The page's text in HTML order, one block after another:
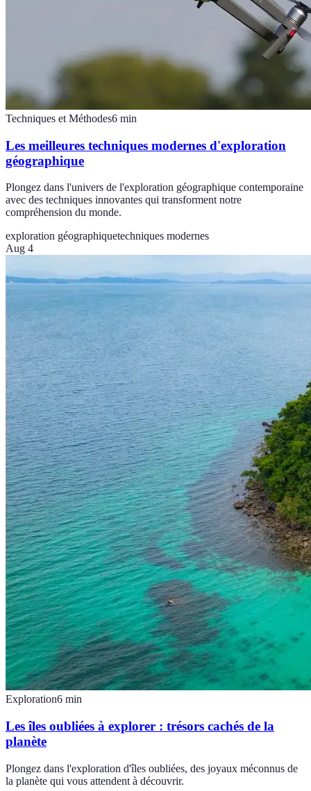
Techniques et Méthodes6 min
Les meilleures techniques modernes d'exploration
géographique
Plongez dans l'univers de l'exploration géographique contemporaine
avec des techniques innovantes qui transforment notre
compréhension du monde.
exploration géographiquetechniques modernes
Aug 4
Exploration6 min
Les îles oubliées à explorer : trésors cachés de la
planète
Plongez dans l'exploration d'îles oubliées, des joyaux méconnus de
la planète qui vous attendent à découvrir.